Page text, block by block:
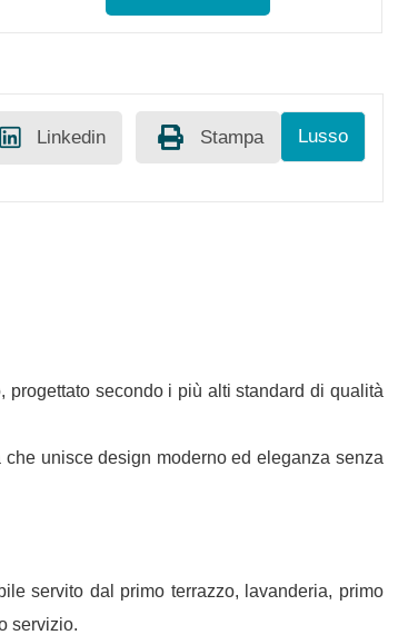
Lusso
Stampa
Linkedin
secondo i più alti standard di qualità
unisce design moderno ed eleganza senza
servito dal primo terrazzo, lavanderia, primo
servizio.